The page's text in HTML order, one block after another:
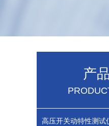
产
高压开关动特性测试